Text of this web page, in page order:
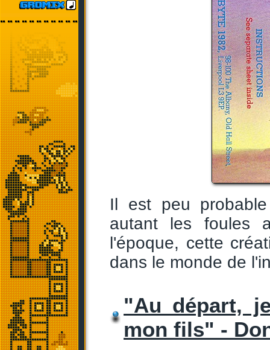
Il est peu
autant les foules
l'époque, cette
dans le monde de
"Au départ,
mon fils" -